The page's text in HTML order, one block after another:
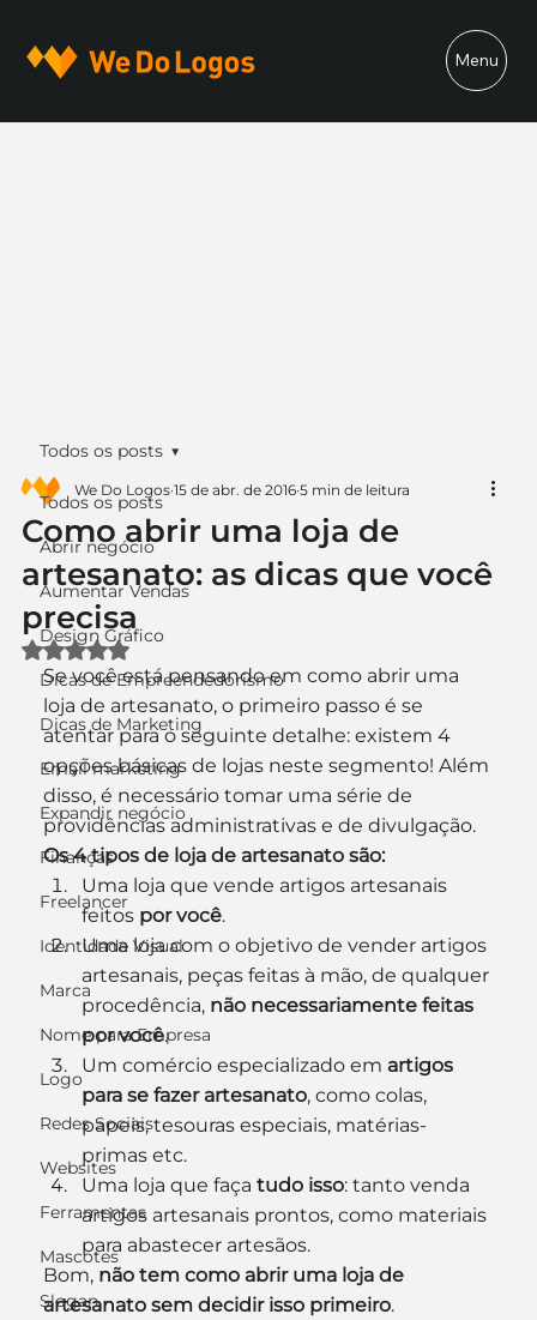
Menu
Todos os posts
Abrir negócio
Aumentar Vendas
Design Gráfico
Dicas de Empreendedorismo
Dicas de Marketing
Email marketing
Expandir negócio
Finanças
Freelancer
Identidade Visual
Marca
Nome para Empresa
Logo
Redes Sociais
Websites
Ferramentas
Mascotes
Slogan
Todos os posts
Como abrir uma loja de
artesanato: as dicas que você
precisa
We Do Logos 15 de abr. de 2016 5 min de leitura
Avaliado com NaN de 5 estrelas.
Se você está pensando em como abrir uma
loja de artesanato, o primeiro passo é se
atentar para o seguinte detalhe: existem 4
opções básicas de lojas neste segmento! Além
disso, é necessário tomar uma série de
providências administrativas e de divulgação.
Os 4 tipos de loja de artesanato são:
Uma loja que vende artigos artesanais
feitos por você.
Uma loja com o objetivo de vender artigos
artesanais, peças feitas à mão, de qualquer
procedência, não necessariamente feitas
por você.
Um comércio especializado em artigos
para se fazer artesanato, como colas,
papeis, tesouras especiais, matérias-
primas etc.
Uma loja que faça tudo isso: tanto venda
artigos artesanais prontos, como materiais
para abastecer artesãos.
Bom, não tem como abrir uma loja de
artesanato sem decidir isso primeiro.